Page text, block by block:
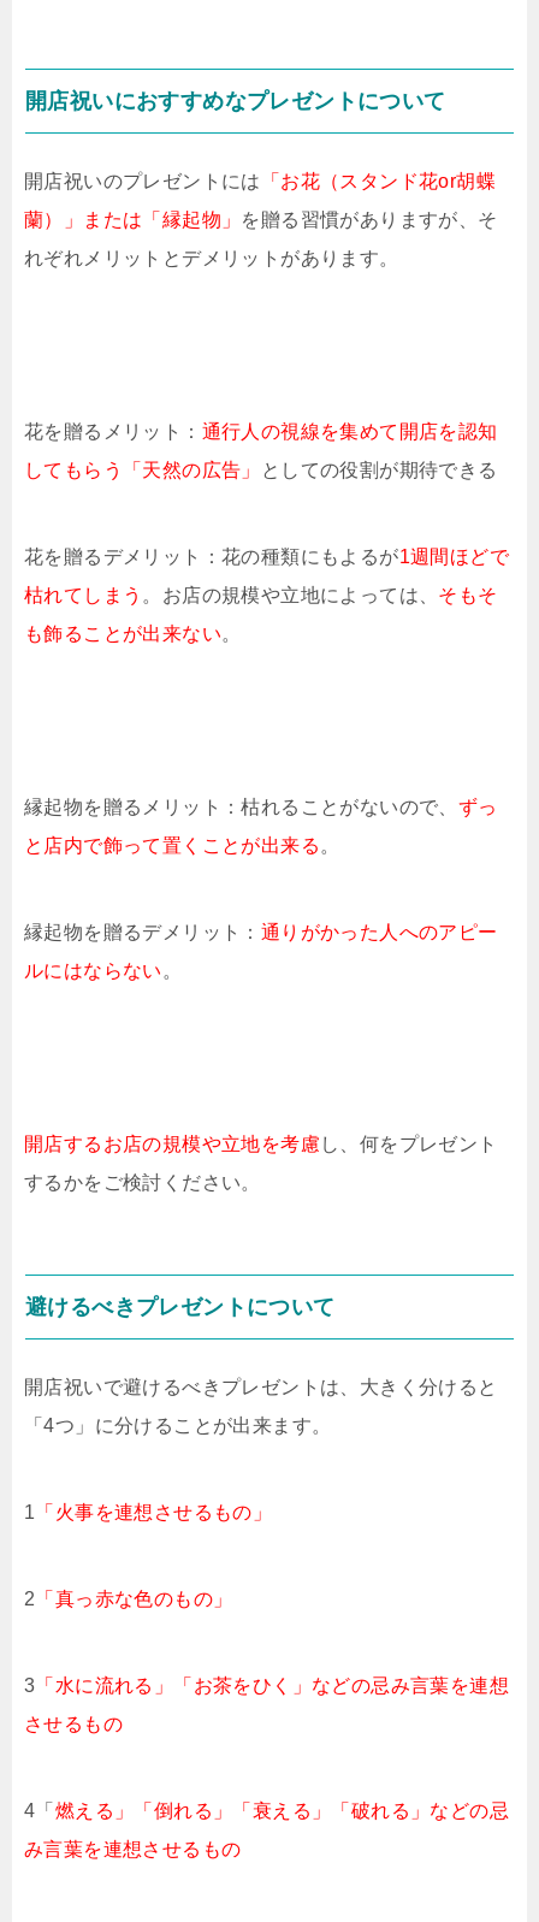
開店祝いにおすすめなプレゼントについて
開店祝いのプレゼントには
「お花（スタンド花or胡蝶
蘭）」または「縁起物」 を贈る習慣がありますが、そ
れぞれメリットとデメリットがあります。
花を贈るメリット： 通行人の視線を集めて開店を認知
してもらう「天然の広告」
としての役割が期待できる
花を贈るデメリット：花の種類にもよるが1週間ほどで
枯れてしまう 。お店の規模や立地によっては、 そもそ
も飾ることが出来ない。
縁起物を贈るメリット：枯れることがないので、 ずっ
と店内で飾って置くことが出来る 。
縁起物を贈るデメリット： 通りがかった人へのアピー
ルにはならない 。
開店するお店の規模や立地を考慮 し、何をプレゼント
するかをご検討ください。
避けるべきプレゼントについて
開店祝いで避けるべきプレゼントは、大きく分けると
「4つ」に分けることが出来ます。
1 「火事を連想させるもの」
2 「真っ赤な色のもの」
3 「水に流れる」「お茶をひく」などの忌み言葉を連想
させるもの
4「 燃える」「倒れる」「衰える」「破れる」などの忌
み言葉を連想させるもの